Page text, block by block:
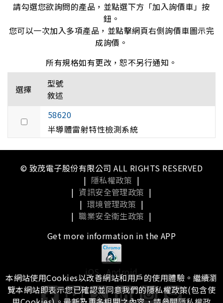
請勾選您欲詢問的產品，並點選下方「加入詢價車」按
鈕。
您可以一次加入多項產品，並點擊網頁右側詢價車圖示完
成詢價。
所有規格如有更改，恕不另行通知。
選擇
型號
敘述
58620
半導體雷射特性檢測系統
© 致茂電子股份有限公司 ALL RIGHTS RESERVED
| 隱私權政策 |
| 資訊安全管理政策 |
| 環境管理政策 |
| 職業安全衛生政策 |
Get more information in the APP
iOS Android
本網站使用Cookies以改善網站和用戶的使用體驗。繼續瀏
覽本網站即表示您已確認並同意我們的隱私權政策(包含使